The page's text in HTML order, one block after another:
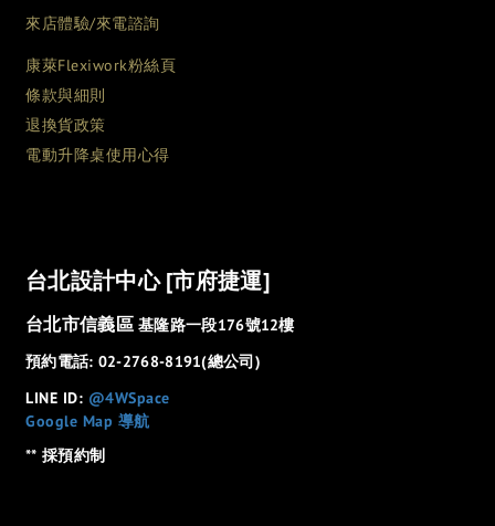
來店體驗/來電諮詢
康萊Flexiwork粉絲頁
條款與細則
退換貨政策
電動升降桌使用心得
台北設計中心 [市府捷運]
台北市信義區基隆路一段176號12樓
預約電話: 02-2768-8191(總公司)
LINE ID: @4WSpace
Google Map 導航
** 採預約制